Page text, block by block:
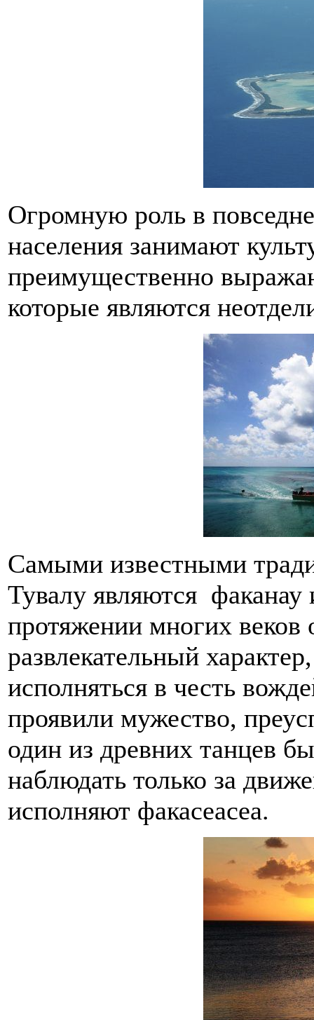
Огромную роль в
населения занимают
преимущественно
которые являются
Самыми известными
Тувалу являются факанау
протяжении многих веков
развлекательный
исполняться в честь
проявили мужество,
один из древних танцев
наблюдать только за
исполняют факасеасеа.